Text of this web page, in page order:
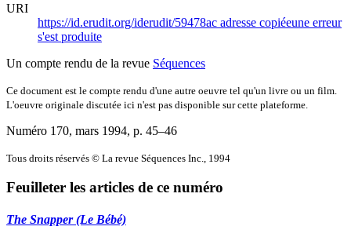
URI
https://id.erudit.org/iderudit/59478ac adresse copiéeune erreur
s'est produite
Un compte rendu de la revue Séquences
Ce document est le compte rendu d'une autre oeuvre tel qu'un livre ou un film.
L'oeuvre originale discutée ici n'est pas disponible sur cette plateforme.
Numéro 170, mars 1994, p. 45–46
Tous droits réservés © La revue Séquences Inc., 1994
Feuilleter les articles de ce numéro
The Snapper (Le Bébé)